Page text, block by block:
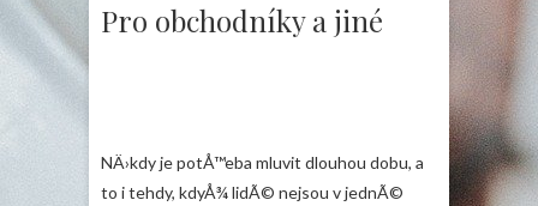
Pro obchodníky a jiné
NÄ›kdy je potÅ™eba mluvit dlouhou dobu, a
to i tehdy, kdyÅ¾ lidÃ© nejsou v jednÃ©